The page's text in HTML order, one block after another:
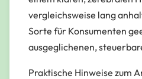
vergleichsweise lang
Sorte für Konsumenten
ausgeglichenen,
Praktische Hinweise zum